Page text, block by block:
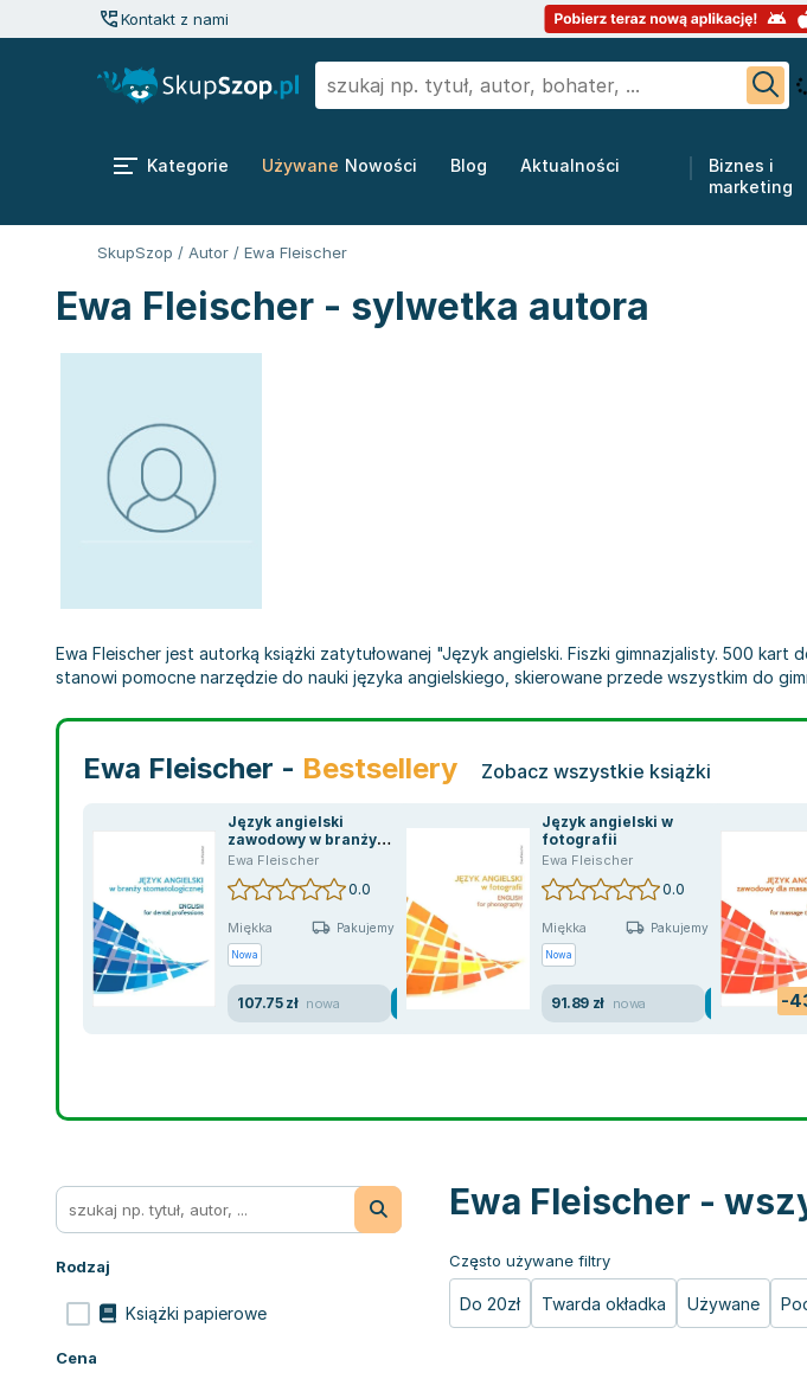
Kontakt z nami
Kategorie Używane Nowości Blog Aktualności
Biznes i
marketing
SkupSzop / Autor / Ewa Fleischer
Ewa Fleischer - sylwetka autora
Ewa Fleischer jest autorką książki zatytułowanej "Język angielski. Fiszki gimnazjalisty. 500
stanowi pomocne narzędzie do nauki języka angielskiego, skierowane przede wszystkim do
Ewa Fleischer - Bestsellery Zobacz wszystkie książki
Język angielski
zawodowy w branży
stomatologicznej
Ewa Fleischer
0.0
Miękka Pakujemy jutro
Nowa
107.75 zł nowa
Język angielski w
fotografii
Ewa Fleischer
0.0
Miękka Pakujemy jutro
Nowa
91.89 zł nowa -
Rodzaj
Książki papierowe
Cena
Ewa Fleischer -
Często używane filtry
Do 20zł Twarda okładka Używane